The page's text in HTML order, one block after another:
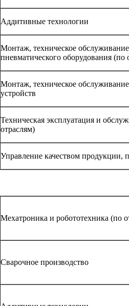
Аддитивные технологии
Монтаж, техническое
пневматического оборудования (по
Монтаж, техническое
устройств
Техническая эксплуатация и
отраслям)
Управление качеством продукции,
Мехатроника и робототехника (по
Сварочное производство